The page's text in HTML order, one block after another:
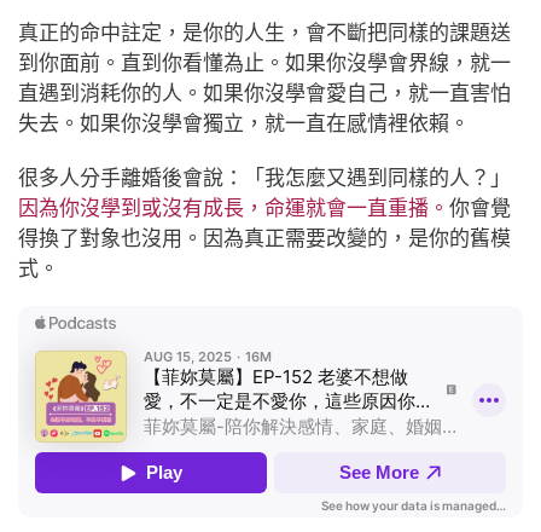
真正的命中註定，是你的人生，會不斷把同樣的課題送
到你面前。直到你看懂為止。如果你沒學會界線，就一
直遇到消耗你的人。如果你沒學會愛自己，就一直害怕
失去。如果你沒學會獨立，就一直在感情裡依賴。
很多人分手離婚後會說：「我怎麼又遇到同樣的人？」
因為你沒學到或沒有成長，命運就會一直重播。 你會覺
得換了對象也沒用。因為真正需要改變的，是你的舊模
式。